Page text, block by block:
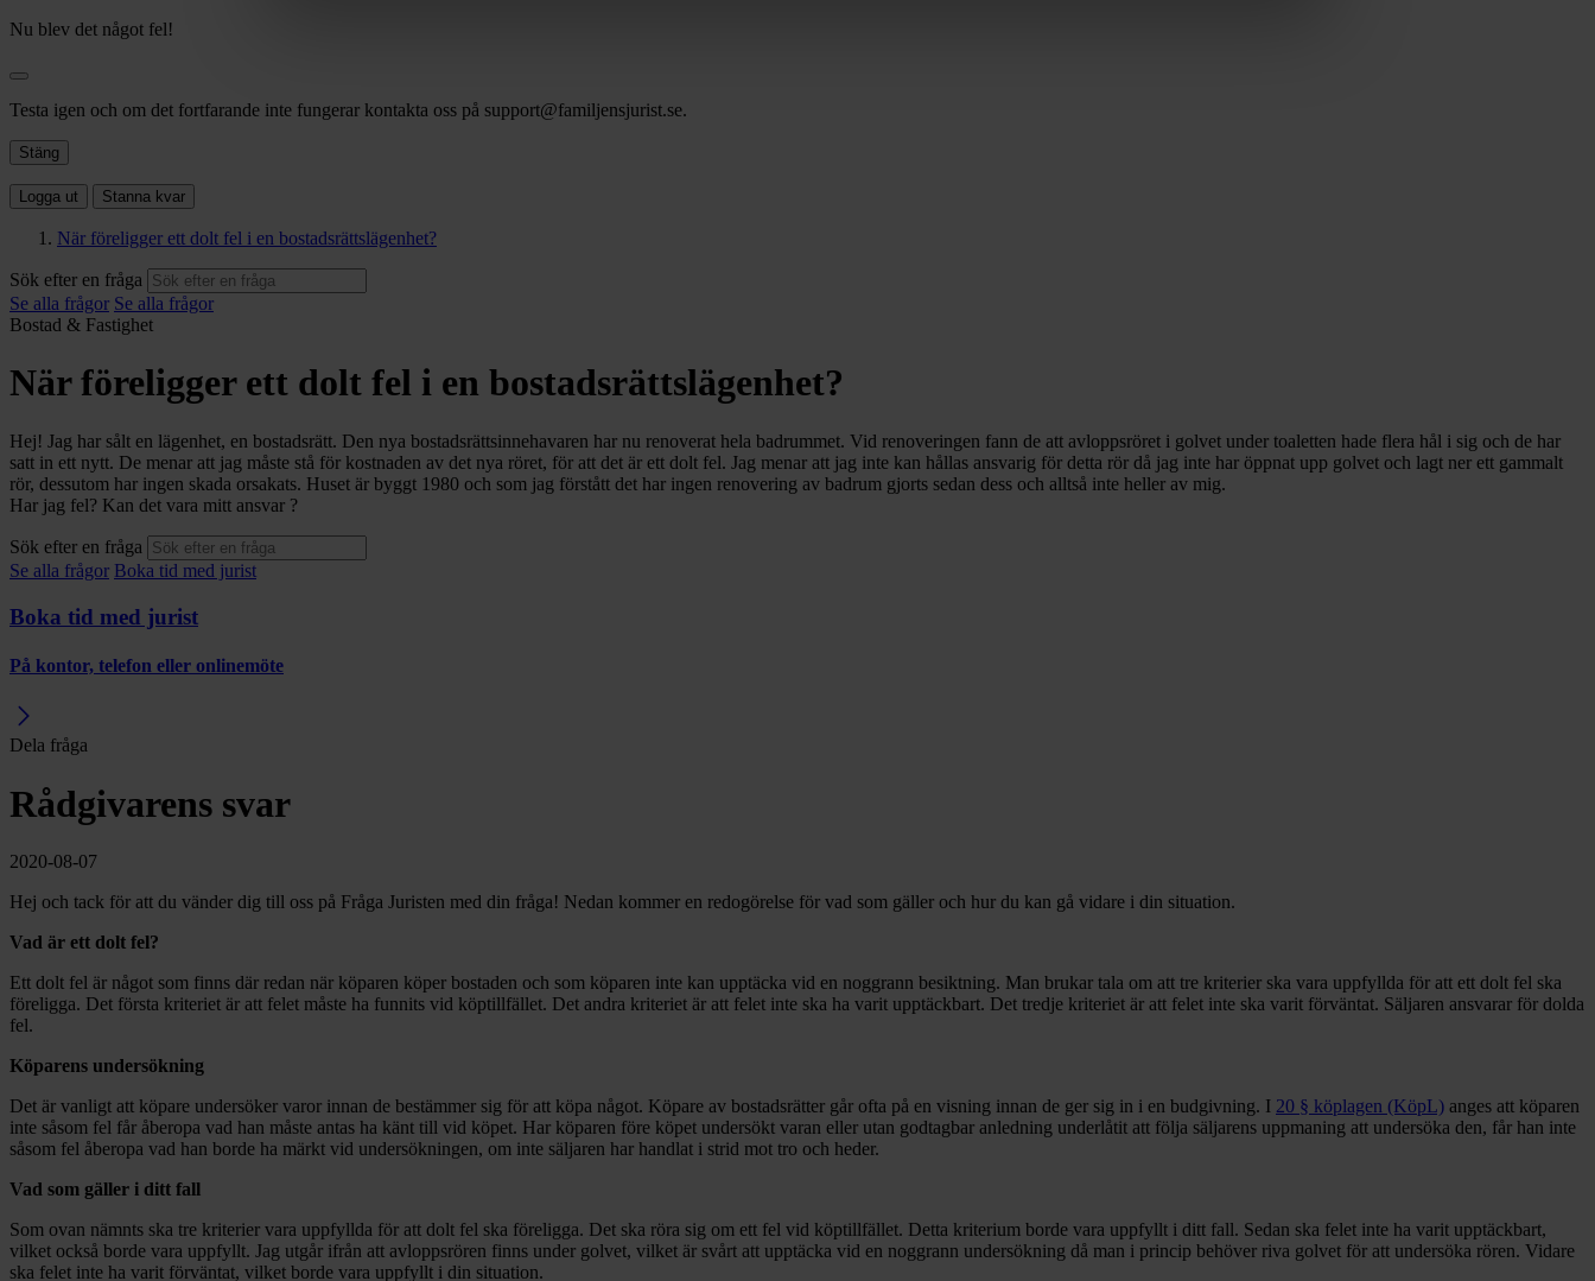
Nu blev det något fel!
Testa igen och om det fortfarande inte fungerar kontakta oss på support@familjensjurist.se.
Stäng
Logga ut Stanna kvar
När föreligger ett dolt fel i en bostadsrättslägenhet?
Sök efter en fråga
Se alla frågor Se alla frågor
Bostad & Fastighet
När föreligger ett dolt fel i en bostadsrättslägenhet?
Hej! Jag har sålt en lägenhet, en bostadsrätt. Den nya bostadsrättsinnehavaren har nu renoverat hela badrummet. Vid renoveringen fann de att avloppsröret i golvet under toaletten hade flera hål i sig och de har
satt in ett nytt. De menar att jag måste stå för kostnaden av det nya röret, för att det är ett dolt fel. Jag menar att jag inte kan hållas ansvarig för detta rör då jag inte har öppnat upp golvet och lagt ner ett gammalt
rör, dessutom har ingen skada orsakats. Huset är byggt 1980 och som jag förstått det har ingen renovering av badrum gjorts sedan dess och alltså inte heller av mig.
Har jag fel? Kan det vara mitt ansvar ?
Sök efter en fråga
Se alla frågor Boka tid med jurist
Boka tid med jurist
På kontor, telefon eller onlinemöte
Dela fråga
Rådgivarens svar
2020-08-07
Hej och tack för att du vänder dig till oss på Fråga Juristen med din fråga! Nedan kommer en redogörelse för vad som gäller och hur du kan gå vidare i din situation.
Vad är ett dolt fel?
Ett dolt fel är något som finns där redan när köparen köper bostaden och som köparen inte kan upptäcka vid en noggrann besiktning. Man brukar tala om att tre kriterier ska vara uppfyllda för att ett dolt fel ska
föreligga. Det första kriteriet är att felet måste ha funnits vid köptillfället. Det andra kriteriet är att felet inte ska ha varit upptäckbart. Det tredje kriteriet är att felet inte ska varit förväntat. Säljaren ansvarar för dolda
fel.
Köparens undersökning
Det är vanligt att köpare undersöker varor innan de bestämmer sig för att köpa något. Köpare av bostadsrätter går ofta på en visning innan de ger sig in i en budgivning. I 20 § köplagen (KöpL) anges att köparen
inte såsom fel får åberopa vad han måste antas ha känt till vid köpet. Har köparen före köpet undersökt varan eller utan godtagbar anledning underlåtit att följa säljarens uppmaning att undersöka den, får han inte
såsom fel åberopa vad han borde ha märkt vid undersökningen, om inte säljaren har handlat i strid mot tro och heder.
Vad som gäller i ditt fall
Som ovan nämnts ska tre kriterier vara uppfyllda för att dolt fel ska föreligga. Det ska röra sig om ett fel vid köptillfället. Detta kriterium borde vara uppfyllt i ditt fall. Sedan ska felet inte ha varit upptäckbart,
vilket också borde vara uppfyllt. Jag utgår ifrån att avloppsrören finns under golvet, vilket är svårt att upptäcka vid en noggrann undersökning då man i princip behöver riva golvet för att undersöka rören. Vidare
ska felet inte ha varit förväntat, vilket borde vara uppfyllt i din situation.